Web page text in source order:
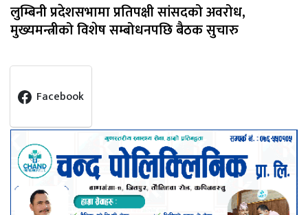
लुम्बिनी प्रदेशसभामा प्रतिपक्षी सांसदको अवरोध,
मुख्यमन्त्रीको विशेष सम्बोधनपछि बैठक सुचारु
Facebook